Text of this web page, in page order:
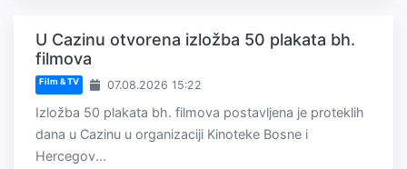
U Cazinu otvorena izložba 50 plakata bh.
filmova
Film & TV 07.08.2026 15:22
Izložba 50 plakata bh. filmova postavljena je proteklih
dana u Cazinu u organizaciji Kinoteke Bosne i
Hercegov...